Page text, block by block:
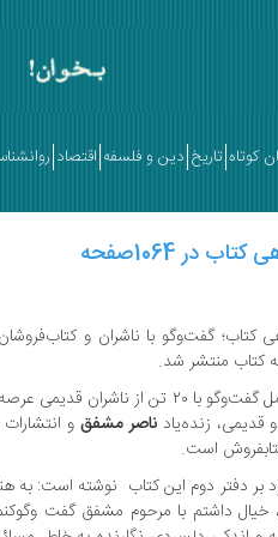
کوتاه تاریخ دین و فلسفه اقتصاد
در 1064صفحه
کتاب؛ گفت‌وگو با ناشران و
کتاب منتشر شد.
به گزارش ایرنا، این کتاب شامل گفت‌وگو با ۲۰ تن از
قدیمی، زنده‌یادناصر مشفق و
است.
بر دفتر دوم این کتاب نوشته است: به
خیال داشتم با مرحوم مشفق گفت